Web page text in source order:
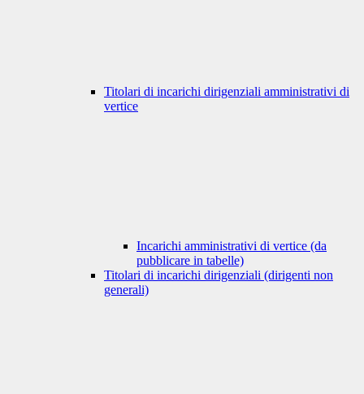
Titolari di incarichi dirigenziali amministrativi di
vertice
Incarichi amministrativi di vertice (da
pubblicare in tabelle)
Titolari di incarichi dirigenziali (dirigenti non
generali)